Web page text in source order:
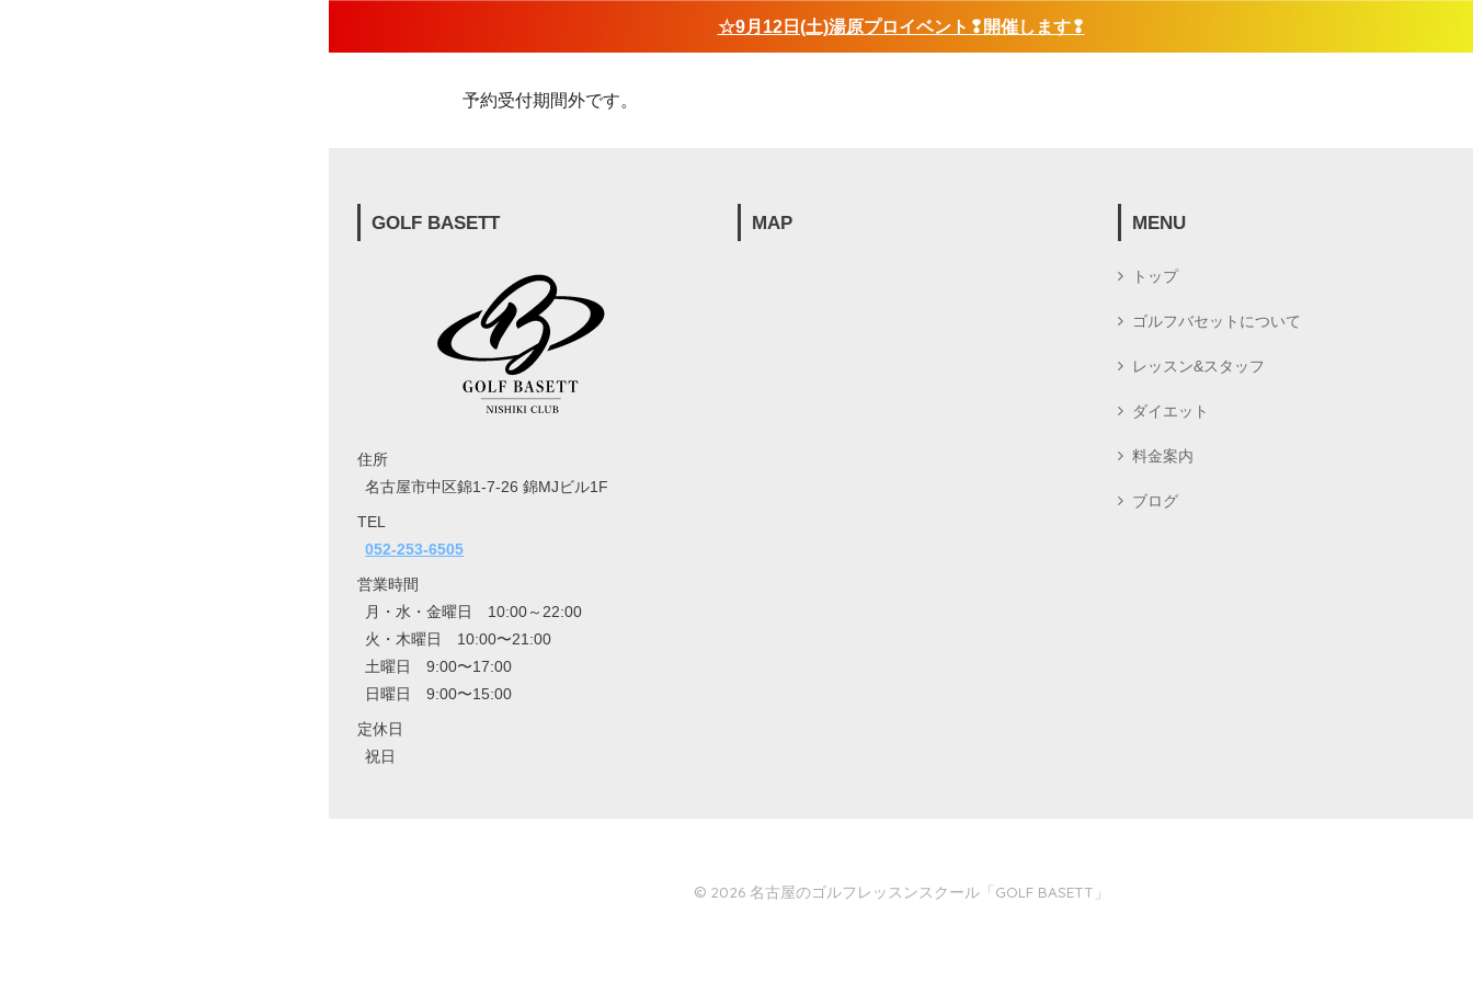
☆9月12日(土)湯原プロイベント❢開催します❢
予約受付期間外です。
GOLF BASETT
住所
名古屋市中区錦1-7-26 錦MJビル1F
TEL
052-253-6505
営業時間
月・水・金曜日 10:00～22:00
火・木曜日 10:00〜21:00
土曜日 9:00〜17:00
日曜日 9:00〜15:00
定休日
祝日
MAP MENU
トップ
ゴルフバセットについて
レッスン&スタッフ
ダイエット
料金案内
ブログ
© 2026 名古屋のゴルフレッスンスクール「GOLF BASETT」